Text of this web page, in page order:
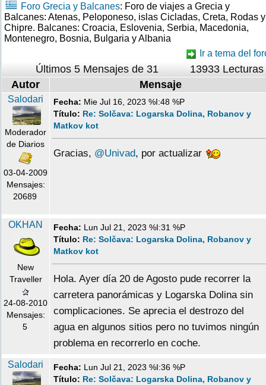
Foro Grecia y Balcanes: Foro de viajes a Grecia y
Balcanes: Atenas, Peloponeso, islas Cicladas, Creta, Rodas y
Chipre. Balcanes: Croacia, Eslovenia, Serbia, Macedonia,
Montenegro, Bosnia, Bulgaria y Albania
Ir a tema del
Últimos 5 Mensajes de 31
13933 Lecturas
Autor
Mensaje
Salodari
Moderador
de Diarios
03-04-2009
Mensajes:
20689
Fecha: Mie Jul 16, 2023 %I:48 %P
Título: Re: Solčava: Logarska Dolina, Robanov y
Matkov kot
Gracias, @Univad, por actualizar
OKHAN
New
Traveller
24-08-2010
Mensajes:
5
Fecha: Lun Jul 21, 2023 %I:31 %P
Título: Re: Solčava: Logarska Dolina, Robanov y
Matkov kot
Hola. Ayer día 20 de Agosto pude recorrer la
carretera panorámicas y Logarska Dolina sin
complicaciones. Se aprecia el destrozo del
agua en algunos sitios pero no tuvimos ningún
problema en recorrerlo en coche.
Salodari Fecha: Lun Jul 21, 2023 %I:36 %P
Título: Re: Solčava: Logarska Dolina, Robanov y